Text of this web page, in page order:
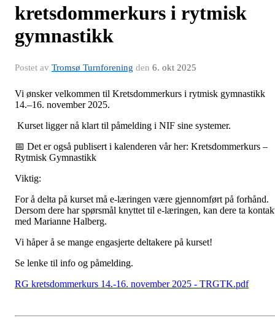
kretsdommerkurs i rytmisk
gymnastikk
Postet av Tromsø Turnforening den 6. okt 2025
Vi ønsker velkommen til Kretsdommerkurs i rytmisk gymnastikk
14.–16. november 2025.
Kurset ligger nå klart til påmelding i NIF sine systemer.
📅 Det er også publisert i kalenderen vår her: Kretsdommerkurs –
Rytmisk Gymnastikk
Viktig:
For å delta på kurset må e-læringen være gjennomført på forhånd.
Dersom dere har spørsmål knyttet til e-læringen, kan dere ta
med Marianne Halberg.
Vi håper å se mange engasjerte deltakere på kurset!
Se lenke til info og påmelding.
RG kretsdommerkurs 14.-16. november 2025 - TRGTK.pdf